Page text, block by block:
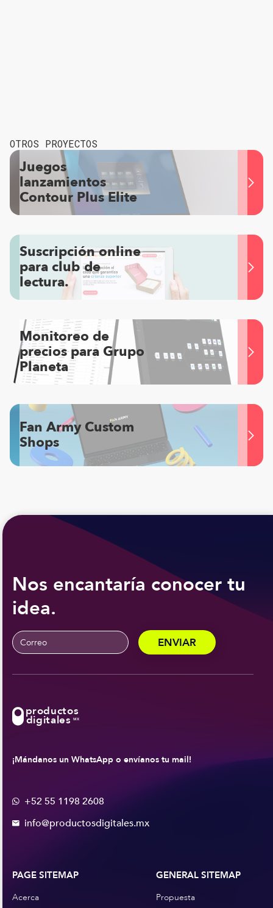
OTROS PROYECTOS
Juegos
lanzamientos
Contour Plus Elite
Suscripción online
para club de
lectura.
Monitoreo de
precios para Grupo
Planeta
Fan Army Custom
Shops
Nos encantaría conocer tu
idea.
productos
digitales MX
¡Mándanos un WhatsApp o envíanos tu mail!
 +52 55 1198 2608
 info@productosdigitales.mx
PAGE SITEMAP
Acerca
GENERAL SITEMAP
Propuesta